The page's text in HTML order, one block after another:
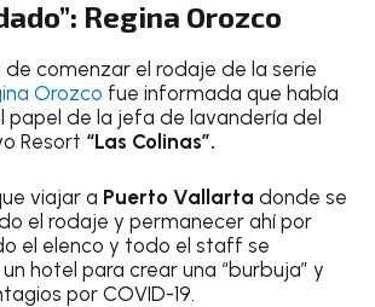
Regina Orozco
de comenzar el rodaje de la serie
Orozco fue informada que había
papel de la jefa de lavandería del
Resort “Las Colinas”.
viajar a Puerto Vallarta donde se
el rodaje y permanecer ahí por
el elenco y todo el staff se
hotel para crear una “burbuja” y
por COVID-19.